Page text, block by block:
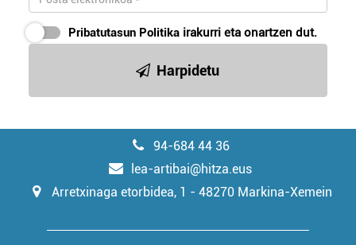
Pribatutasun Politika irakurri eta onartzen dut.
Harpidetu
94-684 44 36
lea-artibai@hitza.eus
Arretxinaga etorbidea, 1 - 48270 Markina-Xemein